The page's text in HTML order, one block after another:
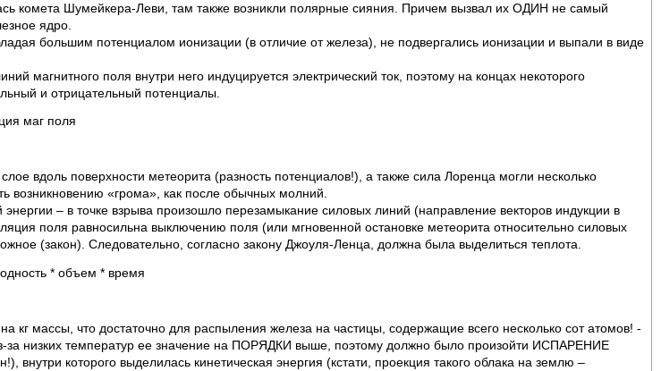
комета Шумейкера-Леви, там также возникли полярные сияния. Причем вызвал их ОДИН не самый
ядро.
большим потенциалом ионизации (в отличие от железа), не подвергались ионизации и выпали в виде
магнитного поля внутри него индуцируется электрический ток, поэтому на концах некоторого
и отрицательный потенциалы.
маг поля
вдоль поверхности метеорита (разность потенциалов!), а также сила Лоренца могли несколько
возникновению «грома», как после обычных молний.
– в точке взрыва произошло перезамыкание силовых линий (направление векторов индукции в
поля равносильна выключению поля (или мгновенной остановке метеорита относительно силовых
(закон). Следовательно, согласно закону Джоуля-Ленца, должна была выделиться теплота.
* объем * время
кг массы, что достаточно для распыления железа на частицы, содержащие всего несколько сот атомов! -
за низких температур ее значение на ПОРЯДКИ выше, поэтому должно было произойти ИСПАРЕНИЕ
внутри которого выделилась кинетическая энергия (кстати, проекция такого облака на землю –